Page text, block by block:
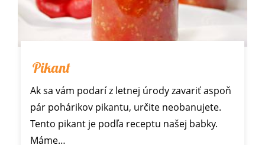
Pikant
Ak sa vám podarí z letnej úrody zavariť aspoň
pár pohárikov pikantu, určite neobanujete.
Tento pikant je podľa receptu našej babky.
Máme…